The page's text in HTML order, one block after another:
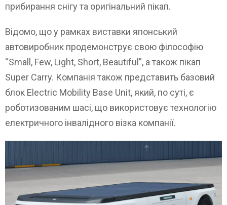
прибирання снігу та оригінальний пікап.
Відомо, що у рамках виставки японський
автовиробник продемонструє свою філософію
“Small, Few, Light, Short, Beautiful”, а також пікап
Super Carry. Компанія також представить базовий
блок Electric Mobility Base Unit, який, по суті, є
роботизованим шасі, що використовує технологію
електричного інвалідного візка компанії.